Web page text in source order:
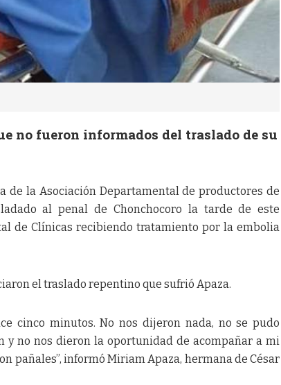
no fueron informados del traslado de su
de la Asociación Departamental de productores de
al penal de Chonchocoro la tarde de este
de Clínicas recibiendo tratamiento por la embolia
el traslado repentino que sufrió Apaza.
cinco minutos. No nos dijeron nada, no se pudo
y no nos dieron la oportunidad de acompañar a mi
pañales”, informó Miriam Apaza, hermana de César